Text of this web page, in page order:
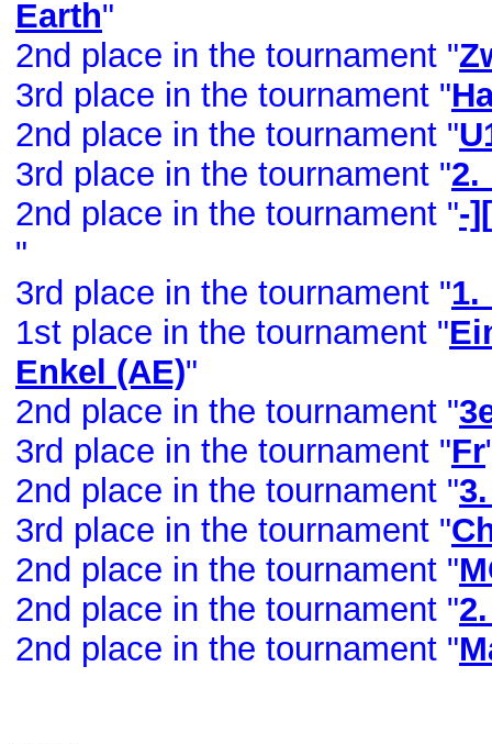
Earth"
2nd place in the tournament "
3rd place in the tournament "
2nd place in the tournament "
3rd place in the tournament "2.
2nd place in the tournament "-
"
3rd place in the tournament "1.
1st place in the tournament "
Enkel (AE)"
2nd place in the tournament "
3rd place in the tournament "Fr
2nd place in the tournament "
3rd place in the tournament "
2nd place in the tournament "
2nd place in the tournament "
2nd place in the tournament "